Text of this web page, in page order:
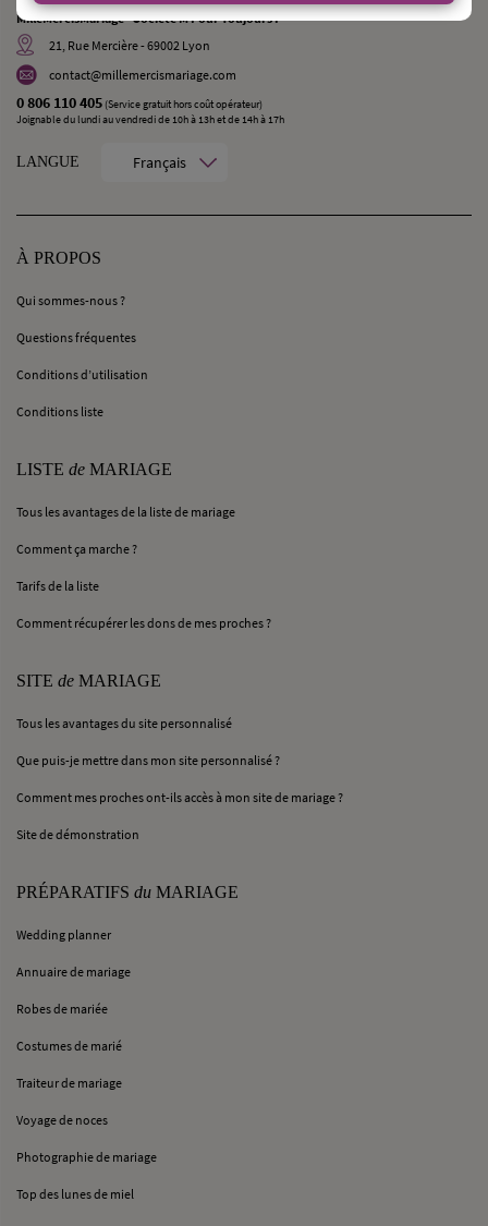
MilleMercisMariage - Société M Pour Toujours :
21, Rue Mercière - 69002 Lyon
contact@millemercismariage.com
0 806 110 405 (Service gratuit hors coût opérateur)
Joignable du lundi au vendredi de 10h à 13h et de 14h à 17h
LANGUE Français
À PROPOS
Qui sommes-nous ?
Questions fréquentes
Conditions d’utilisation
Conditions liste
LISTE de MARIAGE
Tous les avantages de la liste de mariage
Comment ça marche ?
Tarifs de la liste
Comment récupérer les dons de mes proches ?
SITE de MARIAGE
Tous les avantages du site personnalisé
Que puis-je mettre dans mon site personnalisé ?
Comment mes proches ont-ils accès à mon site de mariage ?
Site de démonstration
PRÉPARATIFS du MARIAGE
Wedding planner
Annuaire de mariage
Robes de mariée
Costumes de marié
Traiteur de mariage
Voyage de noces
Photographie de mariage
Top des lunes de miel